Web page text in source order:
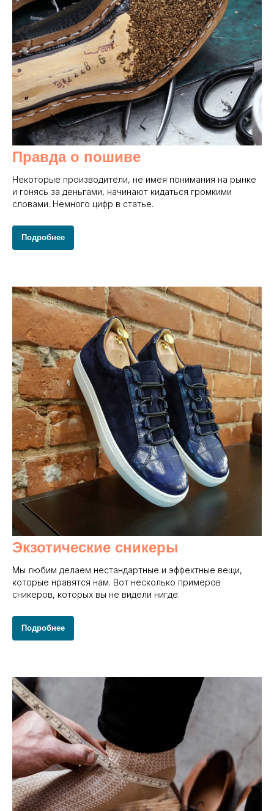
Правда о пошиве
Некоторые производители, не имея понимания на рынке
и гонясь за деньгами, начинают кидаться громкими
словами. Немного цифр в статье.
Подробнее
Экзотические сникеры
Мы любим делаем нестандартные и эффектные вещи,
которые нравятся нам. Вот несколько примеров
сникеров, которых вы не видели нигде.
Подробнее